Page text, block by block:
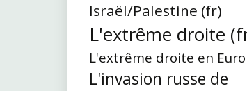
Israël/Palestine (fr)
L'extrême droite
L'extrême droite en
L'invasion russe de